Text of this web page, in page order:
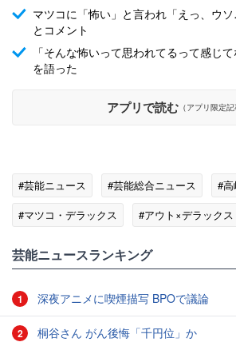
マツコに「怖い」と言われ「えっ、ウ
とコメント
「そんな怖いって思われてるって感じ
を語った
アプリで読む （アプリ限定記
#芸能ニュース #芸能総合ニュース
#
#マツコ・デラックス
#アウト×デラックス
芸能ニュースランキング
1 深夜アニメに喫煙描写 BPOで議論
2 桐谷さん がん後悔「千円位」か